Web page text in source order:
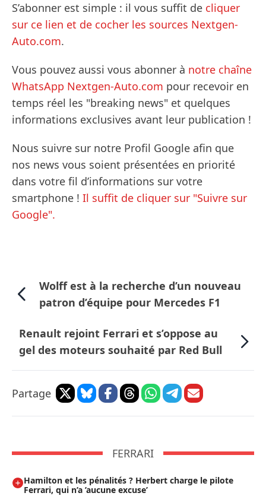
S’abonner est simple : il vous suffit de cliquer
sur ce lien et de cocher les sources Nextgen-
Auto.com.
Vous pouvez aussi vous abonner à notre chaîne
WhatsApp Nextgen-Auto.com pour recevoir en
temps réel les "breaking news" et quelques
informations exclusives avant leur publication !
Nous suivre sur notre Profil Google afin que
nos news vous soient présentées en priorité
dans votre fil d’informations sur votre
smartphone ! Il suffit de cliquer sur "Suivre sur
Google".
Wolff est à la recherche d’un nouveau
patron d’équipe pour Mercedes F1
Renault rejoint Ferrari et s’oppose au
gel des moteurs souhaité par Red Bull
Partage
FERRARI
Hamilton et les pénalités ? Herbert charge le pilote
Ferrari, qui n’a ’aucune excuse’